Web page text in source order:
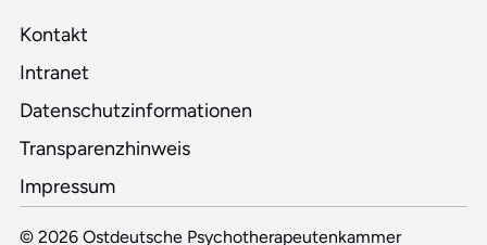
Kontakt
Intranet
Datenschutzinformationen
Transparenzhinweis
Impressum
© 2026 Ostdeutsche Psychotherapeutenkammer